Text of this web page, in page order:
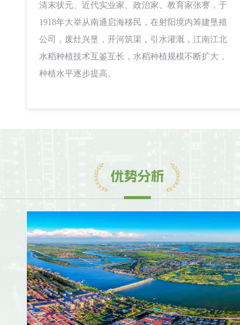
清末状元、近代实业家、政治家、教育家张謇，于
1918年大举从南通启海移民，在射阳境内筹建垦殖
公司，废灶兴垦，开河筑渠，引水灌溉，江南江北
水稻种植技术互鉴互长，水稻种植规模不断扩大，
种植水平逐步提高。